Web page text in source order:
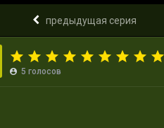
предыдущая серия
5 голосов